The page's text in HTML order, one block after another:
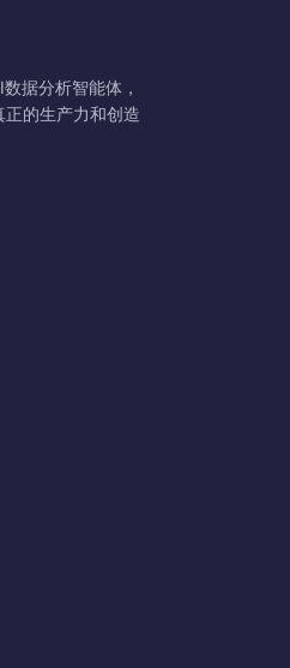
据分析智能体，
的生产力和创造